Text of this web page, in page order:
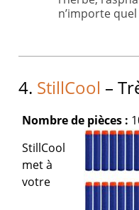
n’importe quel
4. StillCool –
Nombre de pièces :
StillCool
met à
votre